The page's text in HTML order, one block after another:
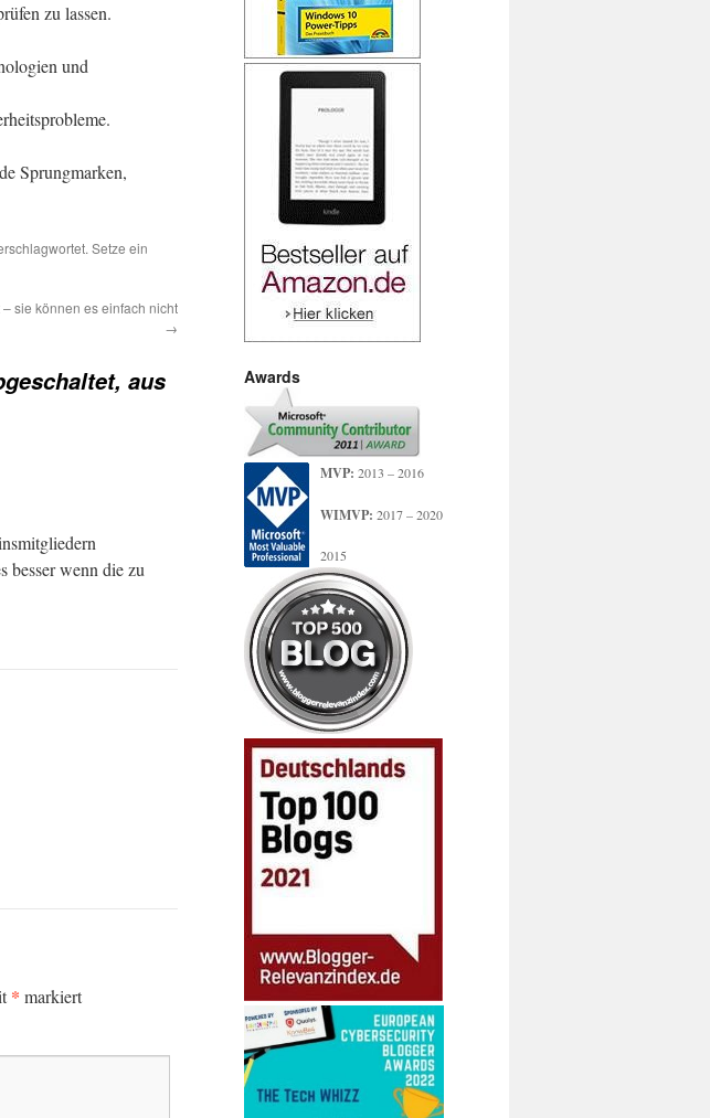
zu lassen.
und
Sprungmarken,
Setze ein
sie können es einfach nicht
→
aus
besser wenn die zu
* markiert
Awards
MVP: 2013 – 2016
WIMVP: 2017 – 2020
2015